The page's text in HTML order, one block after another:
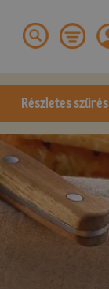
Részletes szűrés